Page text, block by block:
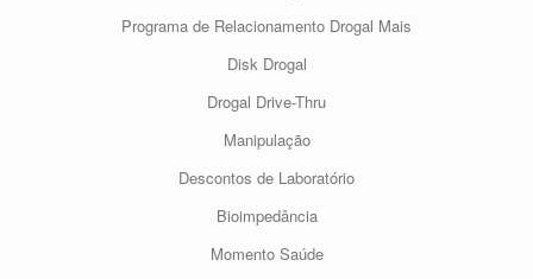
Programa de Relacionamento Drogal Mais
Disk Drogal
Drogal Drive-Thru
Manipulação
Descontos de Laboratório
Bioimpedância
Momento Saúde